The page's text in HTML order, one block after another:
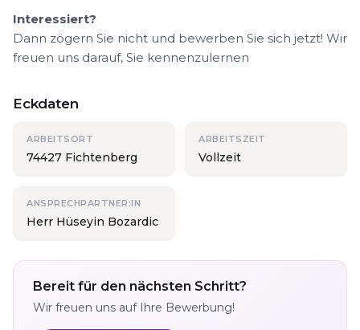
Interessiert?
Dann zögern Sie nicht und bewerben Sie sich jetzt! Wir
freuen uns darauf, Sie kennenzulernen
Eckdaten
ARBEITSORT
74427 Fichtenberg
ARBEITSZEIT
Vollzeit
ANSPRECHPARTNER:IN
Herr Hüseyin Bozardic
Bereit für den nächsten Schritt?
Wir freuen uns auf Ihre Bewerbung!